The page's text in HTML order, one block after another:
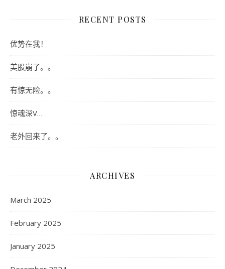
RECENT POSTS
优势在我！
美股崩了。。
有惊无险。。
惊魂深V…
老外回来了。。
ARCHIVES
March 2025
February 2025
January 2025